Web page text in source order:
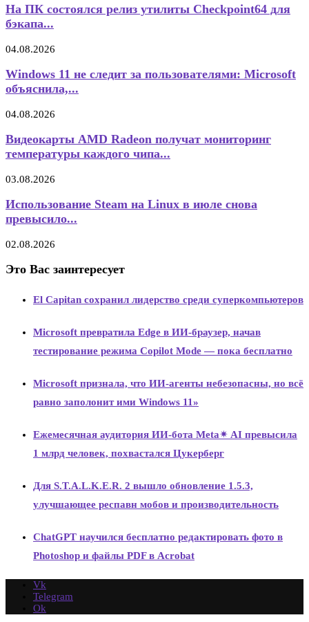
На ПК состоялся релиз утилиты Checkpoint64 для
бэкапа...
04.08.2026
Windows 11 не следит за пользователями: Microsoft
объяснила,...
04.08.2026
Видеокарты AMD Radeon получат мониторинг
температуры каждого чипа...
03.08.2026
Использование Steam на Linux в июле снова
превысило...
02.08.2026
Это Вас заинтересует
El Capitan сохранил лидерство среди суперкомпьютеров
Microsoft превратила Edge в ИИ-браузер, начав
тестирование режима Copilot Mode — пока бесплатно
Microsoft признала, что ИИ-агенты небезопасны, но всё
равно заполонит ими Windows 11»
Ежемесячная аудитория ИИ-бота Meta✴ AI превысила
1 млрд человек, похвастался Цукерберг
Для S.T.A.L.K.E.R. 2 вышло обновление 1.5.3,
улучшающее респавн мобов и производительность
ChatGPT научился бесплатно редактировать фото в
Photoshop и файлы PDF в Acrobat
Vk
Telegram
Ok